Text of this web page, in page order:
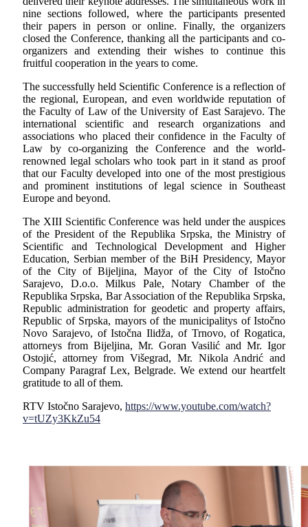
nine sections followed, where the participants presented
their papers in person or online. Finally, the organizers
closed the Conference, thanking all the participants and co-
organizers and extending their wishes to continue this
fruitful cooperation in the years to come.
The successfully held Scientific Conference is a reflection of
the regional, European, and even worldwide reputation of
the Faculty of Law of the University of East Sarajevo. The
international scientific and research organizations and
associations who placed their confidence in the Faculty of
Law by co-organizing the Conference and the world-
renowned legal scholars who took part in it stand as proof
that our Faculty developed into one of the most prestigious
and prominent institutions of legal science in Southeast
Europe and beyond.
The XIII Scientific Conference was held under the auspices
of the President of the Republika Srpska, the Ministry of
Scientific and Technological Development and Higher
Education, Serbian member of the BiH Presidency, Mayor
of the City of Bijeljina, Mayor of the City of Istočno
Sarajevo, D.o.o. Milkus Pale, Notary Chamber of the
Republika Srpska, Bar Association of the Republika Srpska,
Republic administration for geodetic and property affairs,
Republic of Srpska, mayors of the municipalitys of Istočno
Novo Sarajevo, of Istočna Ilidža, of Trnovo, of Rogatica,
attorneys from Bijeljina, Mr. Goran Vasilić and Mr. Igor
Ostojić, attorney from Višegrad, Mr. Nikola Andrić and
Company Paragraf Lex, Belgrade. We extend our heartfelt
gratitude to all of them.
RTV Istočno Sarajevo, https://www.youtube.com/watch?
v=tUZy3KkZu54